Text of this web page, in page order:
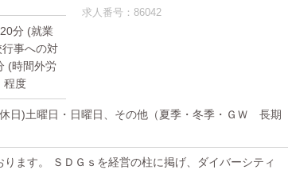
求人番号：86042
分 (就業
事への対
(時間外労
程度
日)土曜日・日曜日、その他（夏季・冬季・ＧＷ 長期
ます。 ＳＤＧｓを経営の柱に掲げ、ダイバーシティ